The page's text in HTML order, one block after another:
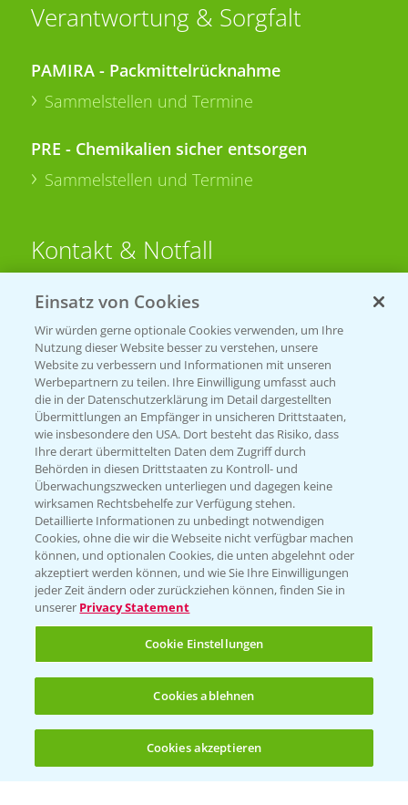
Verantwortung & Sorgfalt
PAMIRA - Packmittelrücknahme
Sammelstellen und Termine
PRE - Chemikalien sicher entsorgen
Sammelstellen und Termine
Kontakt & Notfall
Beratung auf WhatsApp
T.+49 (0)174 346 564 1
KONTAKT
Hilfe in Notfällen
T.+49 (0)214/30-20220
Folgen Sie uns
Allgemeine Nutzungsbedingungen
Datenschutzerklärung
Einsatz von Cookies
Wir würden gerne optionale Cookies verwenden, um Ihre
Nutzung dieser Website besser zu verstehen, unsere
Website zu verbessern und Informationen mit unseren
Werbepartnern zu teilen. Ihre Einwilligung umfasst auch
die in der Datenschutzerklärung im Detail dargestellten
Übermittlungen an Empfänger in unsicheren Drittstaaten,
wie insbesondere den USA. Dort besteht das Risiko, dass
Ihre derart übermittelten Daten dem Zugriff durch
Behörden in diesen Drittstaaten zu Kontroll- und
Überwachungszwecken unterliegen und dagegen keine
wirksamen Rechtsbehelfe zur Verfügung stehen.
Detaillierte Informationen zu unbedingt notwendigen
Cookies, ohne die wir die Webseite nicht verfügbar machen
können, und optionalen Cookies, die unten abgelehnt oder
akzeptiert werden können, und wie Sie Ihre Einwilligungen
jeder Zeit ändern oder zurückziehen können, finden Sie in
unserer Privacy Statement
Cookie Einstellungen
Cookies ablehnen
Cookies akzeptieren